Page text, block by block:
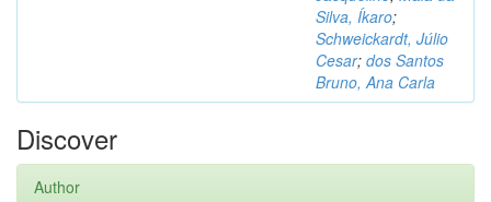
Silva, Íkaro;
Schweickardt, Júlio
Cesar; dos Santos
Bruno, Ana Carla
Discover
Author